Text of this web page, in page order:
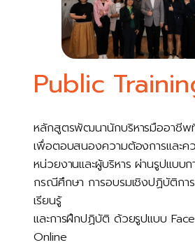
Public
หลักสูตรพัฒนานักบริหารมืออาชีพ
เพื่อตอบสนองความต้องการและค
หน่วยงานและผู้บริหาร ผ่านรูปแบบก
กรณีศึกษา การอบรมเชิงปฏิบัติกา
เรียนรู้
และการฝึกปฏิบัติ ด้วยรูปแบบ
Online